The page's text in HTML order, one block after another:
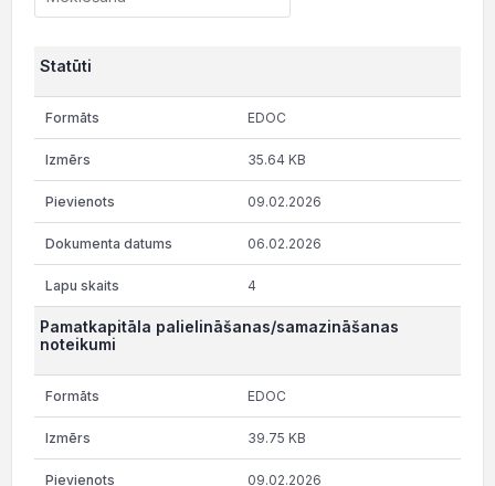
Statūti
EDOC
35.64 KB
09.02.2026
06.02.2026
4
Pamatkapitāla palielināšanas/samazināšanas
noteikumi
EDOC
39.75 KB
09.02.2026